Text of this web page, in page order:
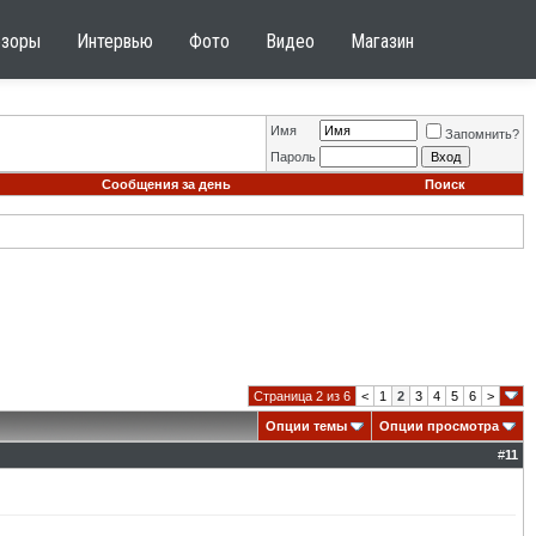
Интервью Фото Видео Магазин
Имя
Запомнить?
Пароль
Сообщения за день
Поиск
Страница 2 из 6 < 1 2 3 4 5 6 >
Опции темы
Опции просмотра
#11